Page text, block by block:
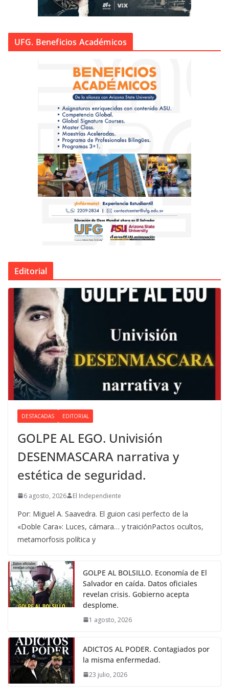
UFG. Beneficios Académicos
Editorial
DESTACADAS EDITORIAL
GOLPE AL EGO. Univisión
DESENMASCARA narrativa y
estética de seguridad.
6 agosto, 2026 El Independiente
Por: Miguel A. Saavedra. El guion casi perfecto de la
«Doble Cara»: Luces, cámara… y traiciónPactos ocultos,
metamorfosis política y
GOLPE AL BOLSILLO. Economía de El
Salvador en caída. Datos oficiales
revelan crisis. Gobierno acepta
desplome.
1 agosto, 2026
ADICTOS AL PODER. Contagiados por
la misma enfermedad.
23 julio, 2026